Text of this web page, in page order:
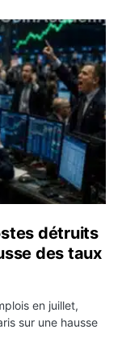
en juillet, les
détruits
des taux
en juillet,
sur une hausse